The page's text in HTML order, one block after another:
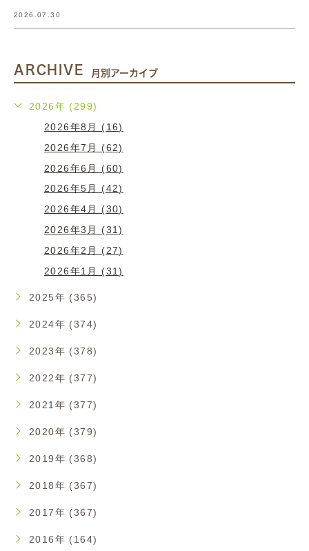
2026.07.30
ARCHIVE 月別アーカイブ
2026年 (299)
2026年8月 (16)
2026年7月 (62)
2026年6月 (60)
2026年5月 (42)
2026年4月 (30)
2026年3月 (31)
2026年2月 (27)
2026年1月 (31)
2025年 (365)
2024年 (374)
2023年 (378)
2022年 (377)
2021年 (377)
2020年 (379)
2019年 (368)
2018年 (367)
2017年 (367)
2016年 (164)